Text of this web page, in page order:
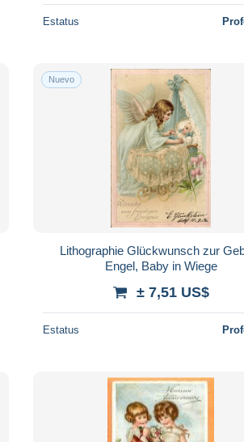
Estatus
Nuevo
Lithographie Glückwunsch zur
Engel, Baby in Wiege
± 7,51 US$
Estatus